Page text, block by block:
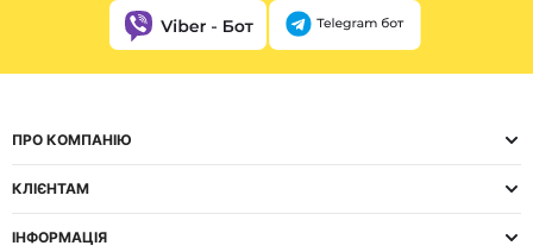
ПРО КОМПАНІЮ
КЛІЄНТАМ
ІНФОРМАЦІЯ